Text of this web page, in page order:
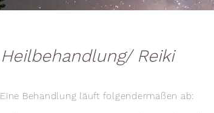
Heilbehandlung/ Reiki
Eine Behandlung läuft folgendermaßen ab: